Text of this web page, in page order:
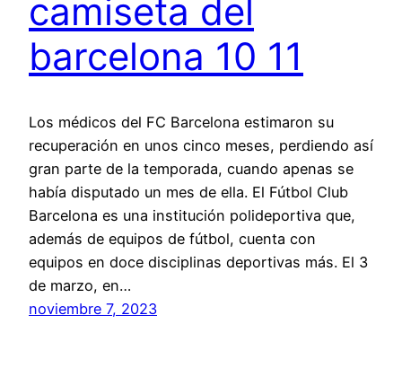
camiseta del
barcelona 10 11
Los médicos del FC Barcelona estimaron su
recuperación en unos cinco meses, perdiendo así
gran parte de la temporada, cuando apenas se
había disputado un mes de ella. El Fútbol Club
Barcelona es una institución polideportiva que,
además de equipos de fútbol, cuenta con
equipos en doce disciplinas deportivas más. El 3
de marzo, en…
noviembre 7, 2023